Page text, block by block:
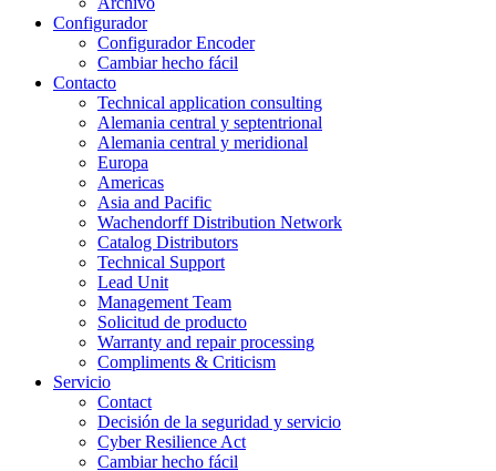
Configurador
Configurador Encoder
Cambiar hecho fácil
Contacto
Technical application consulting
Alemania central y septentrional
Alemania central y meridional
Europa
Americas
Asia and Pacific
Wachendorff Distribution Network
Catalog Distributors
Technical Support
Lead Unit
Management Team
Solicitud de producto
Warranty and repair processing
Compliments & Criticism
Servicio
Contact
Decisión de la seguridad y servicio
Cyber Resilience Act
Cambiar hecho fácil